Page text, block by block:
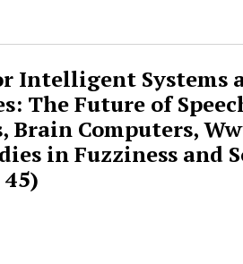
Intelligent Systems
The Future of
Brain Computers,
in Fuzziness and